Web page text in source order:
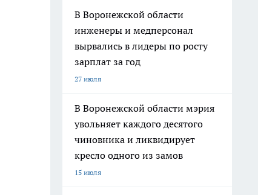
В Воронежской области
инженеры и медперсонал
вырвались в лидеры по росту
зарплат за год
27 июля
В Воронежской области мэрия
увольняет каждого десятого
чиновника и ликвидирует
кресло одного из замов
15 июля